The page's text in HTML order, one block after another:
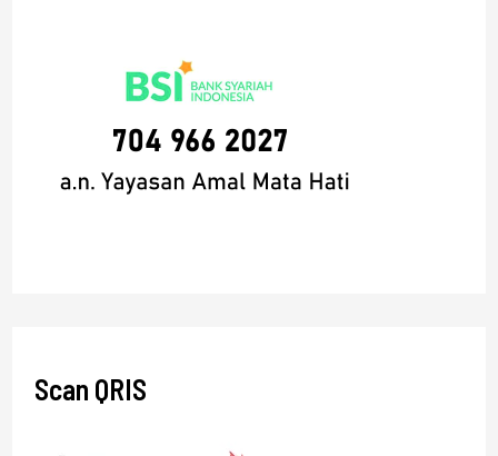
Scan QRIS